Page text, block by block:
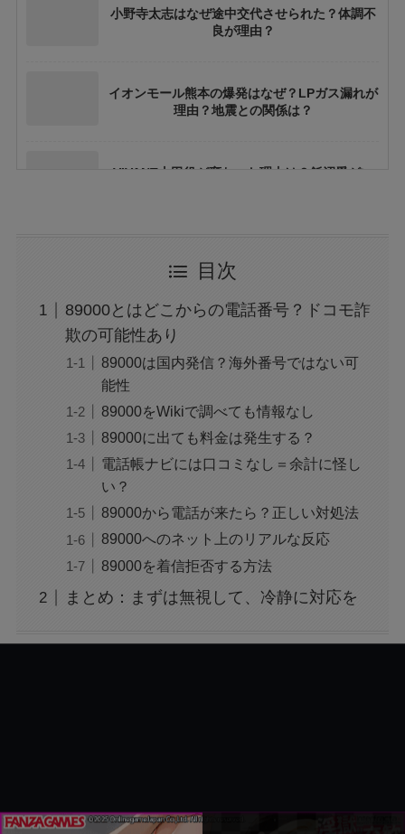
小野寺太志はなぜ途中交代させられた？体調不
良が理由？
イオンモール熊本の爆発はなぜ？LPガス漏れが
理由？地震との関係は？
VIVANT太田役が変わった理由は？飯沼愛がい
ネタバレや考察も
花乃まりあとは誰？何者？三山凌輝との関係や
アレン様が川村エミコに怒ったのは本当？な
ぜ？公開収録で何があった？
ジャンプ33号だけ売り切れはなぜ？ワンピース
カードが影響を与えていた？
声にならない愛は最終話やネタバレは？最後ま
で見る方法も！
MAZZEL・RYUKIのヘアメイク匂わせとは？時
モンスト抽選会の炎上理由は？謝罪と再実施の
経緯をわかりやすく解説
目次
89000とはどこからの電話番号？ドコモ詐
欺の可能性あり
89000は国内発信？海外番号ではない可
能性
89000をWikiで調べても情報なし
89000に出ても料金は発生する？
電話帳ナビには口コミなし＝余計に怪し
い？
89000から電話が来たら？正しい対処法
89000へのネット上のリアルな反応
89000を着信拒否する方法
まとめ：まずは無視して、冷静に対応を